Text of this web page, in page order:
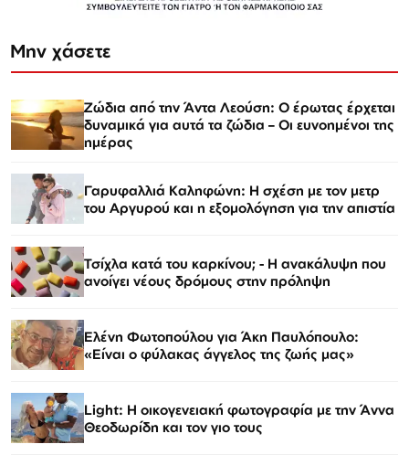
Μην χάσετε
Ζώδια από την Άντα Λεούση: Ο έρωτας έρχεται
δυναμικά για αυτά τα ζώδια – Οι ευνοημένοι της
ημέρας
Γαρυφαλλιά Καληφώνη: Η σχέση με τον μετρ
του Αργυρού και η εξομολόγηση για την απιστία
Τσίχλα κατά του καρκίνου; - Η ανακάλυψη που
ανοίγει νέους δρόμους στην πρόληψη
Ελένη Φωτοπούλου για Άκη Παυλόπουλο:
«Είναι ο φύλακας άγγελος της ζωής μας»
Light: Η οικογενειακή φωτογραφία με την Άννα
Θεοδωρίδη και τον γιο τους